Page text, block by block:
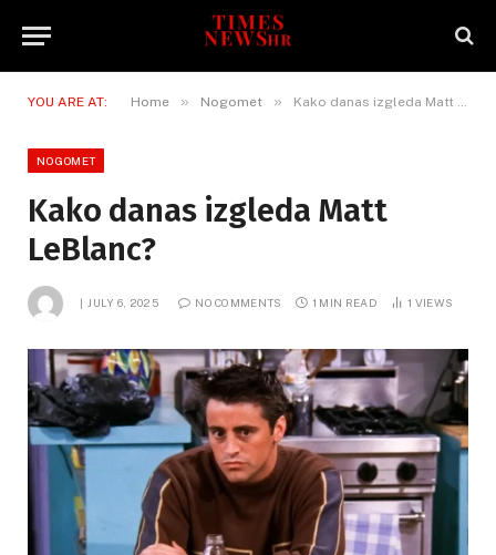
YOU ARE AT: Home » Nogomet » Kako danas izgleda Matt LeBlanc?
NOGOMET
Kako danas izgleda Matt
LeBlanc?
JULY 6, 2025 NO COMMENTS 1 MIN READ 1 VIEWS